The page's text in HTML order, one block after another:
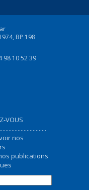
BP 198
98 10 52 39
VOUS
nos
publications